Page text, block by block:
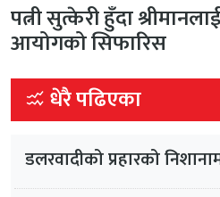
पत्नी सुत्केरी हुँदा
आयोगको सिफारिस
धेरै पढिएका
डलरवादीको प्रहारको